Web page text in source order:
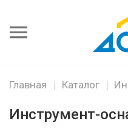
Главная Каталог
Инструмент-